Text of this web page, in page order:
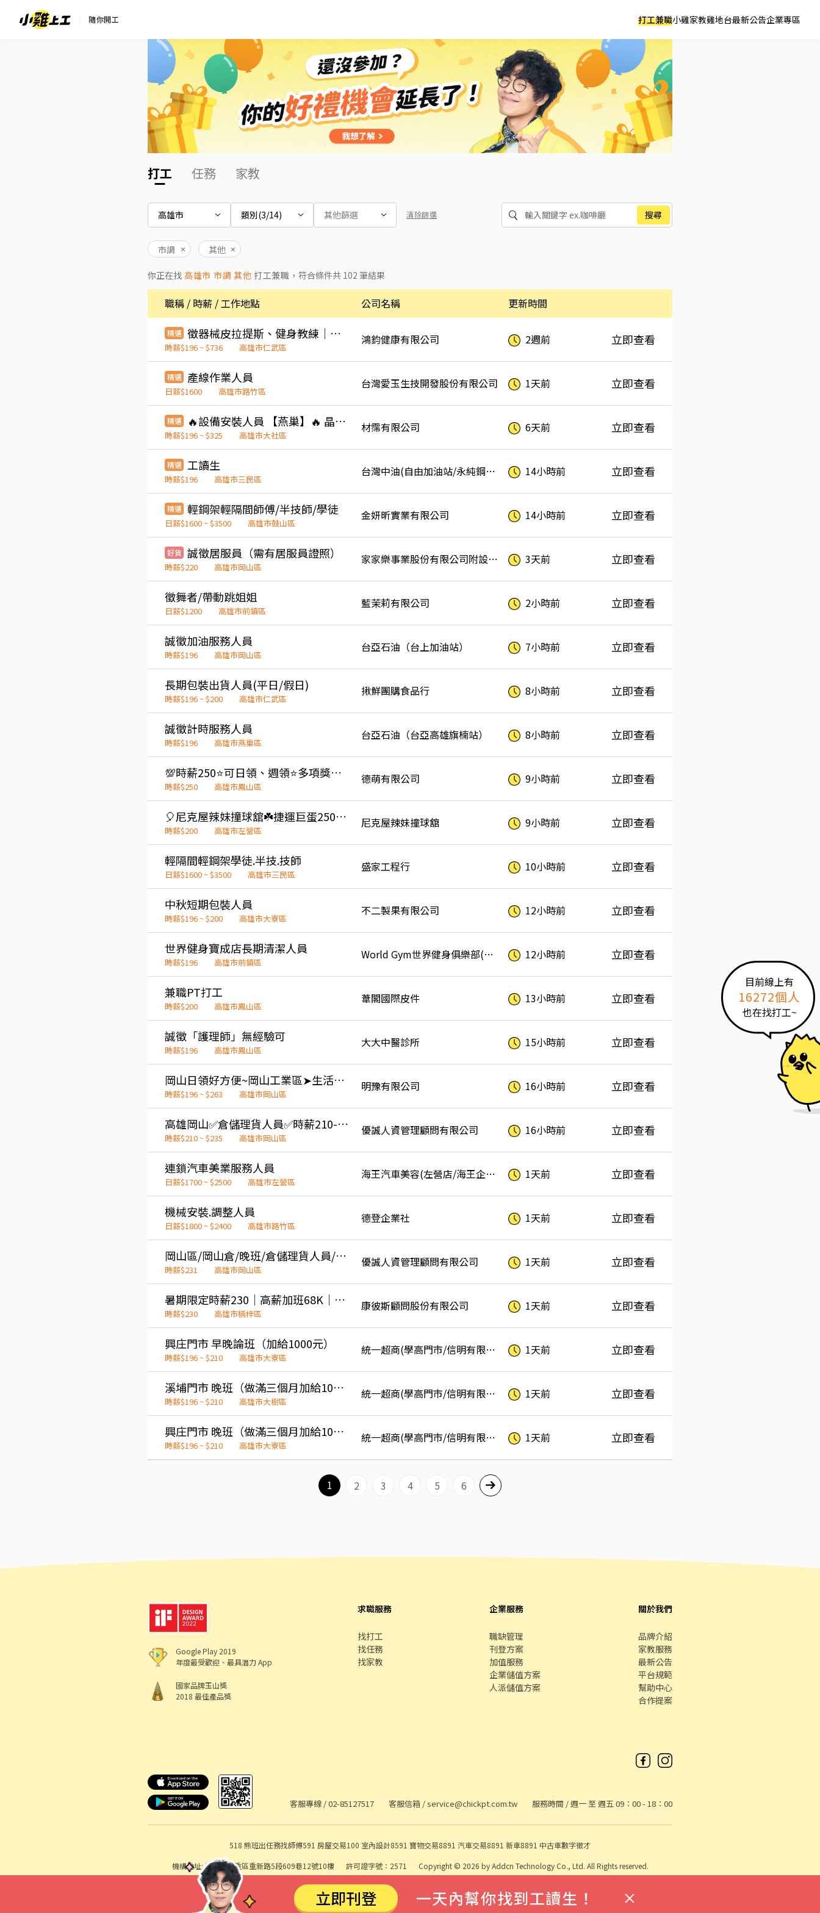
隨你開工 打工兼職小雞家教雞地台最新公告企業專區
打工 任務 家教
高雄市 類別(3/14) 其他篩選
市調 其他
你正在找 高雄市 市調 其他 打工兼職 ，符合條件共 102 筆結果
職稱 / 時薪 / 工作地點 公司名稱 更新時間
精選 徵器械皮拉提斯、健身教練｜無經驗可培訓｜完整教育訓練體系
時薪$196 ~ $736 高雄市仁武區
鴻鈞健康有限公司 2週前 立即查看
精選 產線作業人員
日薪$1600 高雄市路竹區
台灣愛玉生技開發股份有限公司 1天前 立即查看
精選 🔥設備安裝人員 【燕巢】🔥 晶圓龍頭外包 ｜無經驗可 /代招
時薪$196 ~ $325 高雄市大社區
材霈有限公司 6天前 立即查看
精選 工讀生
時薪$196 高雄市三民區
台灣中油(自由加油站/永純鋼鐵股份有限公司) 14小時前 立即查看
精選 輕鋼架輕隔間師傅/半技師/學徒
日薪$1600 ~ $3500 高雄市鼓山區
金妍昕實業有限公司 14小時前 立即查看
好貨 誠徵居服員（需有居服員證照）
時薪$220 高雄市岡山區
家家樂事業股份有限公司附設高雄市私立家家樂居家長照機構 3天前 立即查看
徵舞者/帶動跳姐姐
日薪$1200 高雄市前鎮區
藍茉莉有限公司 2小時前 立即查看
誠徵加油服務人員
時薪$196 高雄市岡山區
台亞石油（台上加油站） 7小時前 立即查看
長期包裝出貨人員(平日/假日)
時薪$196 ~ $200 高雄市仁武區
揪鮮團購食品行 8小時前 立即查看
誠徵計時服務人員
時薪$196 高雄市燕巢區
台亞石油（台亞高雄旗楠站） 8小時前 立即查看
💯時薪250⭐可日領、週領⭐多項獎金年終生日禮金⭐車用鋰電池製造/品檢.hhhf
時薪$250 高雄市鳳山區
德萌有限公司 9小時前 立即查看
🎈尼克屋辣妹撞球舘☘️捷運巨蛋250公尺/誠徵/早中晚班/打工/兼職/假日/平日
時薪$200 高雄市左營區
尼克屋辣妹撞球舘 9小時前 立即查看
輕隔間輕鋼架學徒.半技.技師
日薪$1600 ~ $3500 高雄市三民區
盛家工程行 10小時前 立即查看
中秋短期包裝人員
時薪$196 ~ $200 高雄市大寮區
不二製果有限公司 12小時前 立即查看
世界健身寶成店長期清潔人員
時薪$196 高雄市前鎮區
World Gym世界健身俱樂部(高雄寶成店) 12小時前 立即查看
兼職PT打工
時薪$200 高雄市鳳山區
葦閣國際皮件 13小時前 立即查看
誠徵「護理師」無經驗可
時薪$196 高雄市鳳山區
大大中醫診所 15小時前 立即查看
岡山日領好方便~岡山工業區➤生活百貨用品➤理貨人員➤排休
時薪$196 ~ $263 高雄市岡山區
明豫有限公司 16小時前 立即查看
高雄岡山✅️倉儲理貨人員✅️時薪210-235起✅️書審✅️可日領✅️可週領
時薪$210 ~ $235 高雄市岡山區
優誠人資管理顧問有限公司 16小時前 立即查看
連鎖汽車美業服務人員
日薪$1700 ~ $2500 高雄市左營區
海王汽車美容(左營店/海王企業有限公司高雄左營分公司) 1天前 立即查看
機械安裝.調整人員
日薪$1800 ~ $2400 高雄市路竹區
德登企業社 1天前 立即查看
岡山區/岡山倉/晚班/倉儲理貨人員/早中班/中法
時薪$231 高雄市岡山區
優誠人資管理顧問有限公司 1天前 立即查看
暑期限定時薪230｜高薪加班68K｜電子廠作業員｜週休六日｜固定日班
時薪$230 高雄市楠梓區
康彼斯顧問股份有限公司 1天前 立即查看
興庄門市 早晚論班（加給1000元）
時薪$196 ~ $210 高雄市大寮區
統一超商(學高門市/信明有限公司) 1天前 立即查看
溪埔門市 晚班（做滿三個月加給1000元，薪水可以談）
時薪$196 ~ $210 高雄市大樹區
統一超商(學高門市/信明有限公司) 1天前 立即查看
興庄門市 晚班（做滿三個月加給1000元，薪水可以談）
時薪$196 ~ $210 高雄市大寮區
統一超商(學高門市/信明有限公司) 1天前 立即查看
1 2 3 4 5 6
求職服務
找打工
找任務
找家教
企業服務
職缺管理
刊登方案
加值服務
企業儲值方案
人派儲值方案
關於我們
品牌介紹
家教服務
最新公告
平台規範
幫助中心
合作提案
Google Play 2019
年度最受歡迎、最具潛力 App
國家品牌玉山獎
2018 最佳產品獎
客服專線 /02-85127517 客服信箱 /service@chickpt.com.tw 服務時間 / 週一 至 週五 09：00 - 18：00
518 熊班出任務找師傅591 房屋交易100 室內設計8591 寶物交易8891 汽車交易8891 新車8891 中古車數字徵才
機構地址: 新北市三重區重新路5段609巷12號10樓
許可證字號：2571 Copyright © 2026 by Addcn Technology Co., Ltd. All Rights reserved.
數字科技股份有限公司
立即刊登 一天內幫你找到工讀生！
目前線上有
16272個人
也在找打工~